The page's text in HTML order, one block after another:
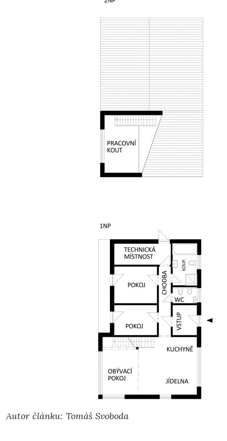
Autor článku: Tomáš Svoboda